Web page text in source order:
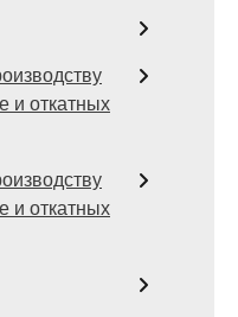
и откатных
и откатных